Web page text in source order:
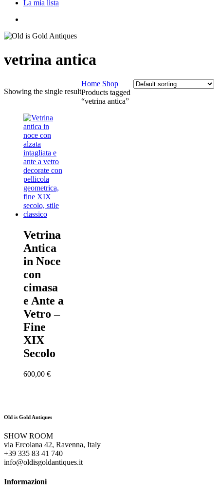
La mia lista
vetrina antica
Showing the single result
Home Shop
Products tagged
“vetrina antica”
Vetrina
Antica
in Noce
con
cimasa
e Ante a
Vetro –
Fine
XIX
Secolo
600,00 €
Old is Gold Antiques
SHOW ROOM
via Ercolana 42, Ravenna, Italy
+39 335 83 41 740
info@oldisgoldantiques.it
Informazioni